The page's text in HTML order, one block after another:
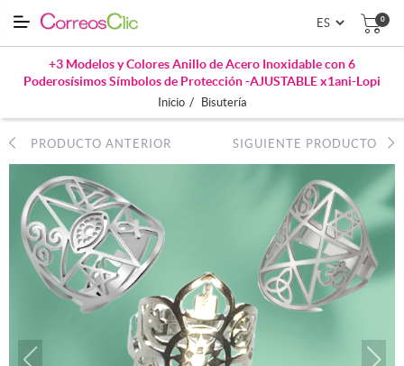
0
+3 Modelos y Colores Anillo de Acero Inoxidable con 6
Poderosísimos Símbolos de Protección -AJUSTABLE x1ani-Lopi
Inicio / Bisutería
PRODUCTO ANTERIOR SIGUIENTE PRODUCTO